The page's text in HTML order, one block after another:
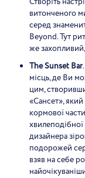
витонченого
серед
Beyond. Тут
же
The Sunset Bar
місць, де Ви
цим,
«Сансет»,
кормової
дизайнера
подорожей
взяв на себе